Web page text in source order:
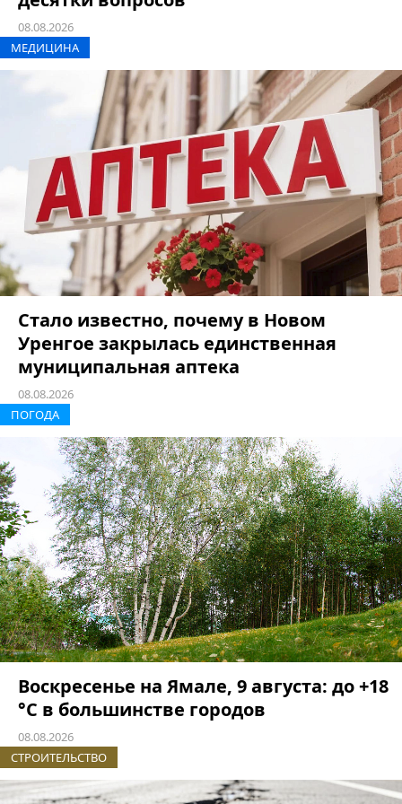
08.08.2026
МЕДИЦИНА
Стало известно, почему в Новом
Уренгое закрылась единственная
муниципальная аптека
08.08.2026
ПОГОДА
Воскресенье на Ямале, 9 августа: до +18
°C в большинстве городов
08.08.2026
СТРОИТЕЛЬСТВО